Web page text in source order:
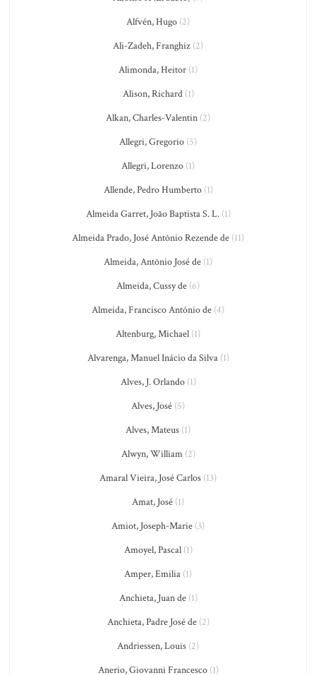
Alfvén, Hugo (2)
Ali-Zadeh, Franghiz (2)
Alimonda, Heitor (1)
Alison, Richard(1)
Alkan, Charles-Valentin (2)
Allegri, Gregorio (5)
Allegri, Lorenzo (1)
Allende, Pedro Humberto(1)
Almeida Garret, João Baptista S. L.(1)
Almeida Prado, José Antônio Rezende de (11)
Almeida, Antônio José de (1)
Almeida, Cussy de (6)
Almeida, Francisco António de (4)
Altenburg, Michael (1)
Alvarenga, Manuel Inácio da Silva(1)
Alves, J. Orlando(1)
Alves, José (5)
Alves, Mateus (1)
Alwyn, William(2)
Amaral Vieira, José Carlos (13)
Amat, José (1)
Amiot, Joseph-Marie (3)
Amoyel, Pascal(1)
Amper, Emilia (1)
Anchieta, Juan de(1)
Anchieta, Padre José de(2)
Andriessen, Louis (2)
Anerio, Giovanni Francesco(1)